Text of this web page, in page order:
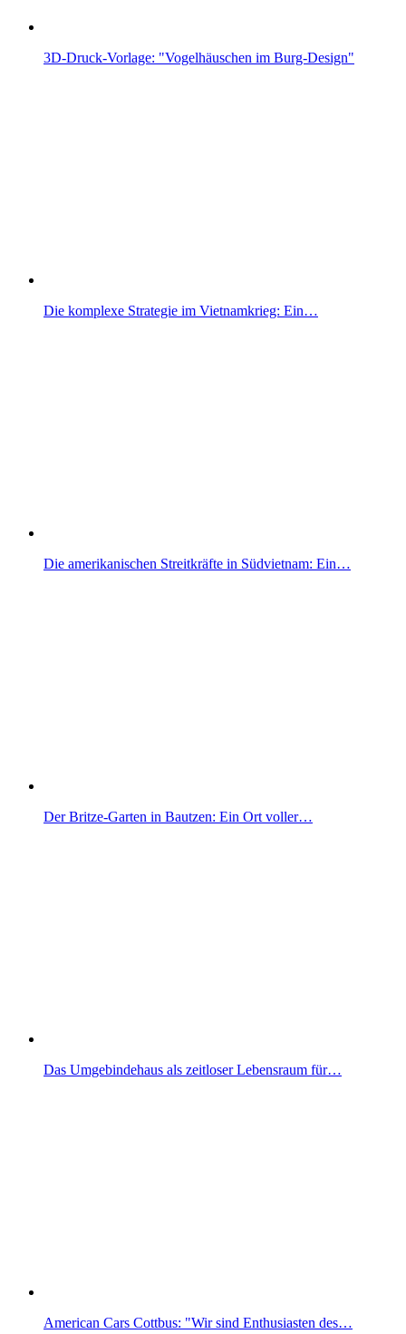
3D-Druck-Vorlage: "Vogelhäuschen im Burg-Design"
Die komplexe Strategie im Vietnamkrieg: Ein…
Die amerikanischen Streitkräfte in Südvietnam: Ein…
Der Britze-Garten in Bautzen: Ein Ort voller…
Das Umgebindehaus als zeitloser Lebensraum für…
American Cars Cottbus: "Wir sind Enthusiasten des…